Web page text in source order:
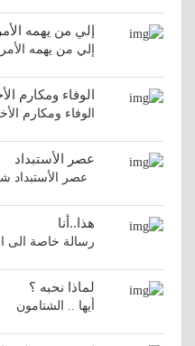
إلي من يهمه الأمر
إلي من يهمه
الوفاء ومكارم
الوفاء ومكارم
عصر الأستبداد
عصر الأستبداد
هذا..أنا
رسالة خاصة الى
لماذا نحبه ؟
أيها ..